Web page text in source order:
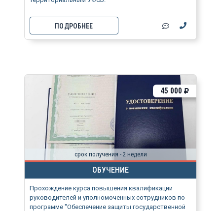
ПОДРОБНЕЕ
срок получения - 2 недели
ОБУЧЕНИЕ
45 000
Прохождение курса повышения квалификации
руководителей и уполномоченных сотрудников по
программе "Обеспечение защиты государственной